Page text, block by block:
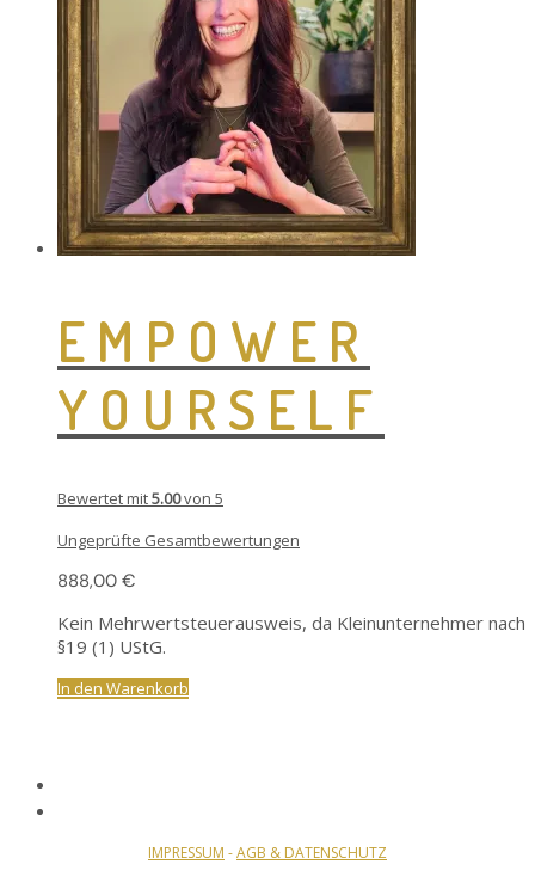
EMPOWER
YOURSELF
Bewertet mit5.00von 5
Ungeprüfte Gesamtbewertungen
888,00 €
Kein Mehrwertsteuerausweis, da Kleinunternehmer nach
§19 (1) UStG.
In den Warenkorb
IMPRESSUM -AGB & DATENSCHUTZ